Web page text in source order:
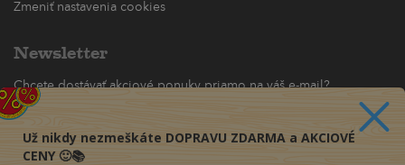
Zmeniť nastavenia cookies
Newsletter
Chcete dostávať akciové ponuky priamo na váš e-mail?
(maximálne jedna e-mailová správa za týždeň)
Odoberať
Už nikdy nezmeškáte DOPRAVU ZDARMA a AKCIOVÉ
CENY 🙂📚